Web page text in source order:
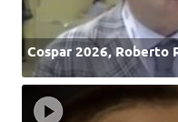
Cospar 2026, Roberto